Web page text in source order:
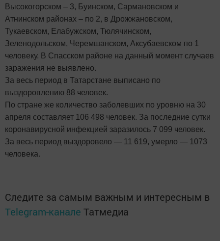
Высокогорском – 3, Буинском, Сармановском и
Атнинском районах – по 2, в Дрожжановском,
Тукаевском, Елабужском, Тюлячинском,
Зеленодольском, Черемшанском, Аксубаевском по 1
человеку. В Спасском районе на данный момент случаев
заражения не выявлено.
За весь период в Татарстане выписано по
выздоровлению 88 человек.
По стране же количество заболевших по уровню на 30
апреля составляет 106 498 человек. За последние сутки
коронавирусной инфекцией заразилось 7 099 человек.
За весь период выздоровело — 11 619, умерло — 1073
человека.
Следите за самым важным и интересным в
Telegram-канале Татмедиа